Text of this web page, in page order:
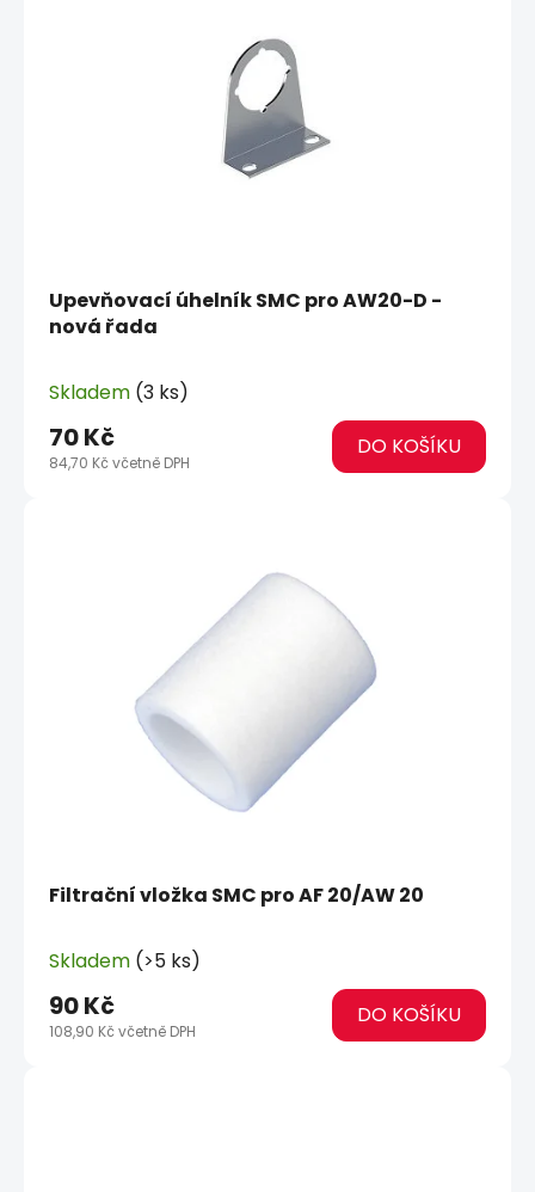
Upevňovací úhelník SMC pro AW20-D -
nová řada
Skladem (3 ks)
84,70 Kč včetně DPH
70 Kč DO KOŠÍKU
Filtrační vložka SMC pro AF 20/AW 20
Skladem (>5 ks)
108,90 Kč včetně DPH
90 Kč DO KOŠÍKU